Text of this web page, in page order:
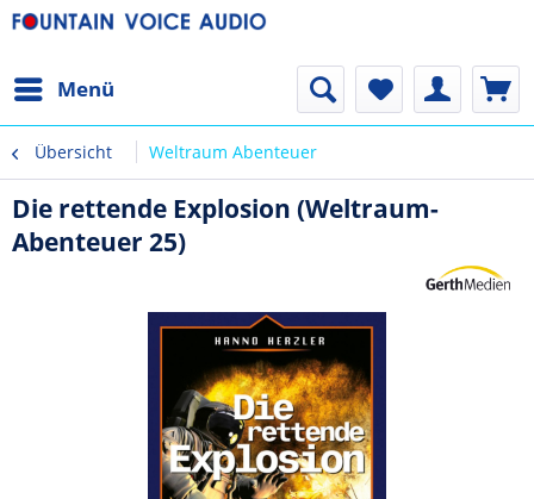
Menü
Übersicht Weltraum Abenteuer
Die rettende Explosion (Weltraum-
Abenteuer 25)